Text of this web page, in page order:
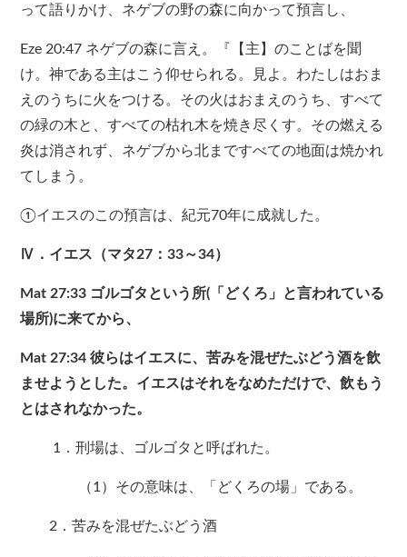
って語りかけ、ネゲブの野の森に向かって預言し、
Eze 20:47 ネゲブの森に言え。『【主】のことばを聞
け。神である主はこう仰せられる。見よ。わたしはおま
えのうちに火をつける。その火はおまえのうち、すべて
の緑の木と、すべての枯れ木を焼き尽くす。その燃える
炎は消されず、ネゲブから北まですべての地面は焼かれ
てしまう。
①イエスのこの預言は、紀元70年に成就した。
Ⅳ．イエス（マタ27：33～34）
Mat 27:33 ゴルゴタという所(「どくろ」と言われている
場所)に来てから、
Mat 27:34 彼らはイエスに、苦みを混ぜたぶどう酒を飲
ませようとした。イエスはそれをなめただけで、飲もう
とはされなかった。
1．刑場は、ゴルゴタと呼ばれた。
（1）その意味は、「どくろの場」である。
2．苦みを混ぜたぶどう酒